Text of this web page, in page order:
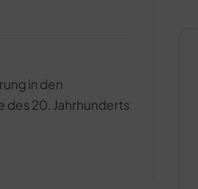
in den
des 20. Jahrhunderts